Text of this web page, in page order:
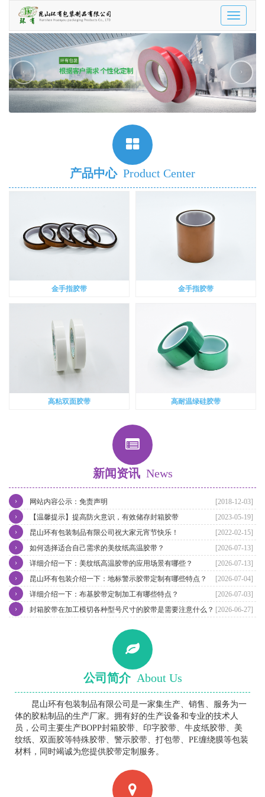
Toggle
‹ ›
产品中心 Product Center
金手指胶带 金手指胶带
高粘双面胶带 高耐温绿硅胶带
新闻资讯 News
[2018-12-03]
网站内容公示：免责声明
›
[2023-05-19]
【温馨提示】提高防火意识，有效储存封箱胶带
›
[2022-02-15]
昆山环有包装制品有限公司祝大家元宵节快乐！
›
[2026-07-13]
如何选择适合自己需求的美纹纸高温胶带？
›
[2026-07-13]
详细介绍一下：美纹纸高温胶带的应用场景有哪些？
›
[2026-07-04]
昆山环有包装介绍一下：地标警示胶带定制有哪些特点？
›
[2026-07-03]
详细介绍一下：布基胶带定制加工有哪些特点？
›
[2026-06-27]
封箱胶带在加工模切各种型号尺寸的胶带是需要注意什么？
›
公司简介 About Us
昆山环有包装制品有限公司是一家集生产、销售、服务为一
体的胶粘制品的生产厂家。拥有好的生产设备和专业的技术人
员，公司主要生产BOPP封箱胶带、印字胶带、牛皮纸胶带、美
纹纸、双面胶等特殊胶带、警示胶带、打包带、PE缠绕膜等包装
材料，同时竭诚为您提供胶带定制服务。